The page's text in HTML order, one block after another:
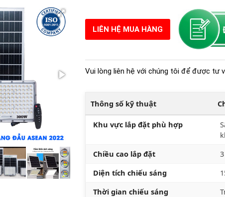
LIÊN HỆ MUA HÀNG
Vui lòng liên hệ với chúng tôi để được tư
Thông số kỹ thuật
Khu vực lắp đặt phù hợp
Chiều cao lắp đặt
Diện tích chiếu sáng
Thời gian chiếu sáng